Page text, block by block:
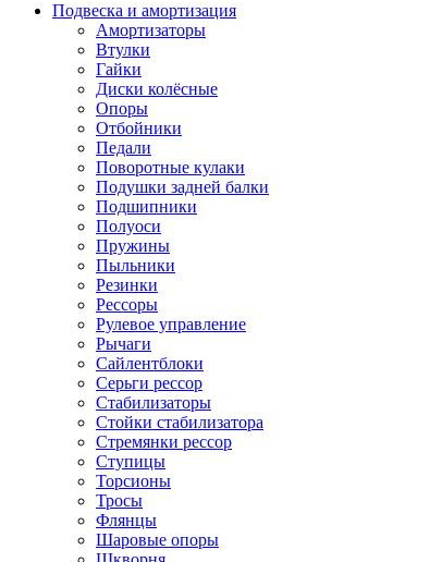
Подвеска и амортизация
Амортизаторы
Втулки
Гайки
Диски колёсные
Опоры
Отбойники
Педали
Поворотные кулаки
Подушки задней балки
Подшипники
Полуоси
Пружины
Пыльники
Резинки
Рессоры
Рулевое управление
Рычаги
Сайлентблоки
Серьги рессор
Стабилизаторы
Стойки стабилизатора
Стремянки рессор
Ступицы
Торсионы
Тросы
Флянцы
Шаровые опоры